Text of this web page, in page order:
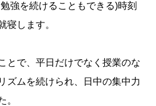
強を続けることもできる)時刻
寝します。
とで、平日だけでなく授業のな
ズムを続けられ、日中の集中力
。